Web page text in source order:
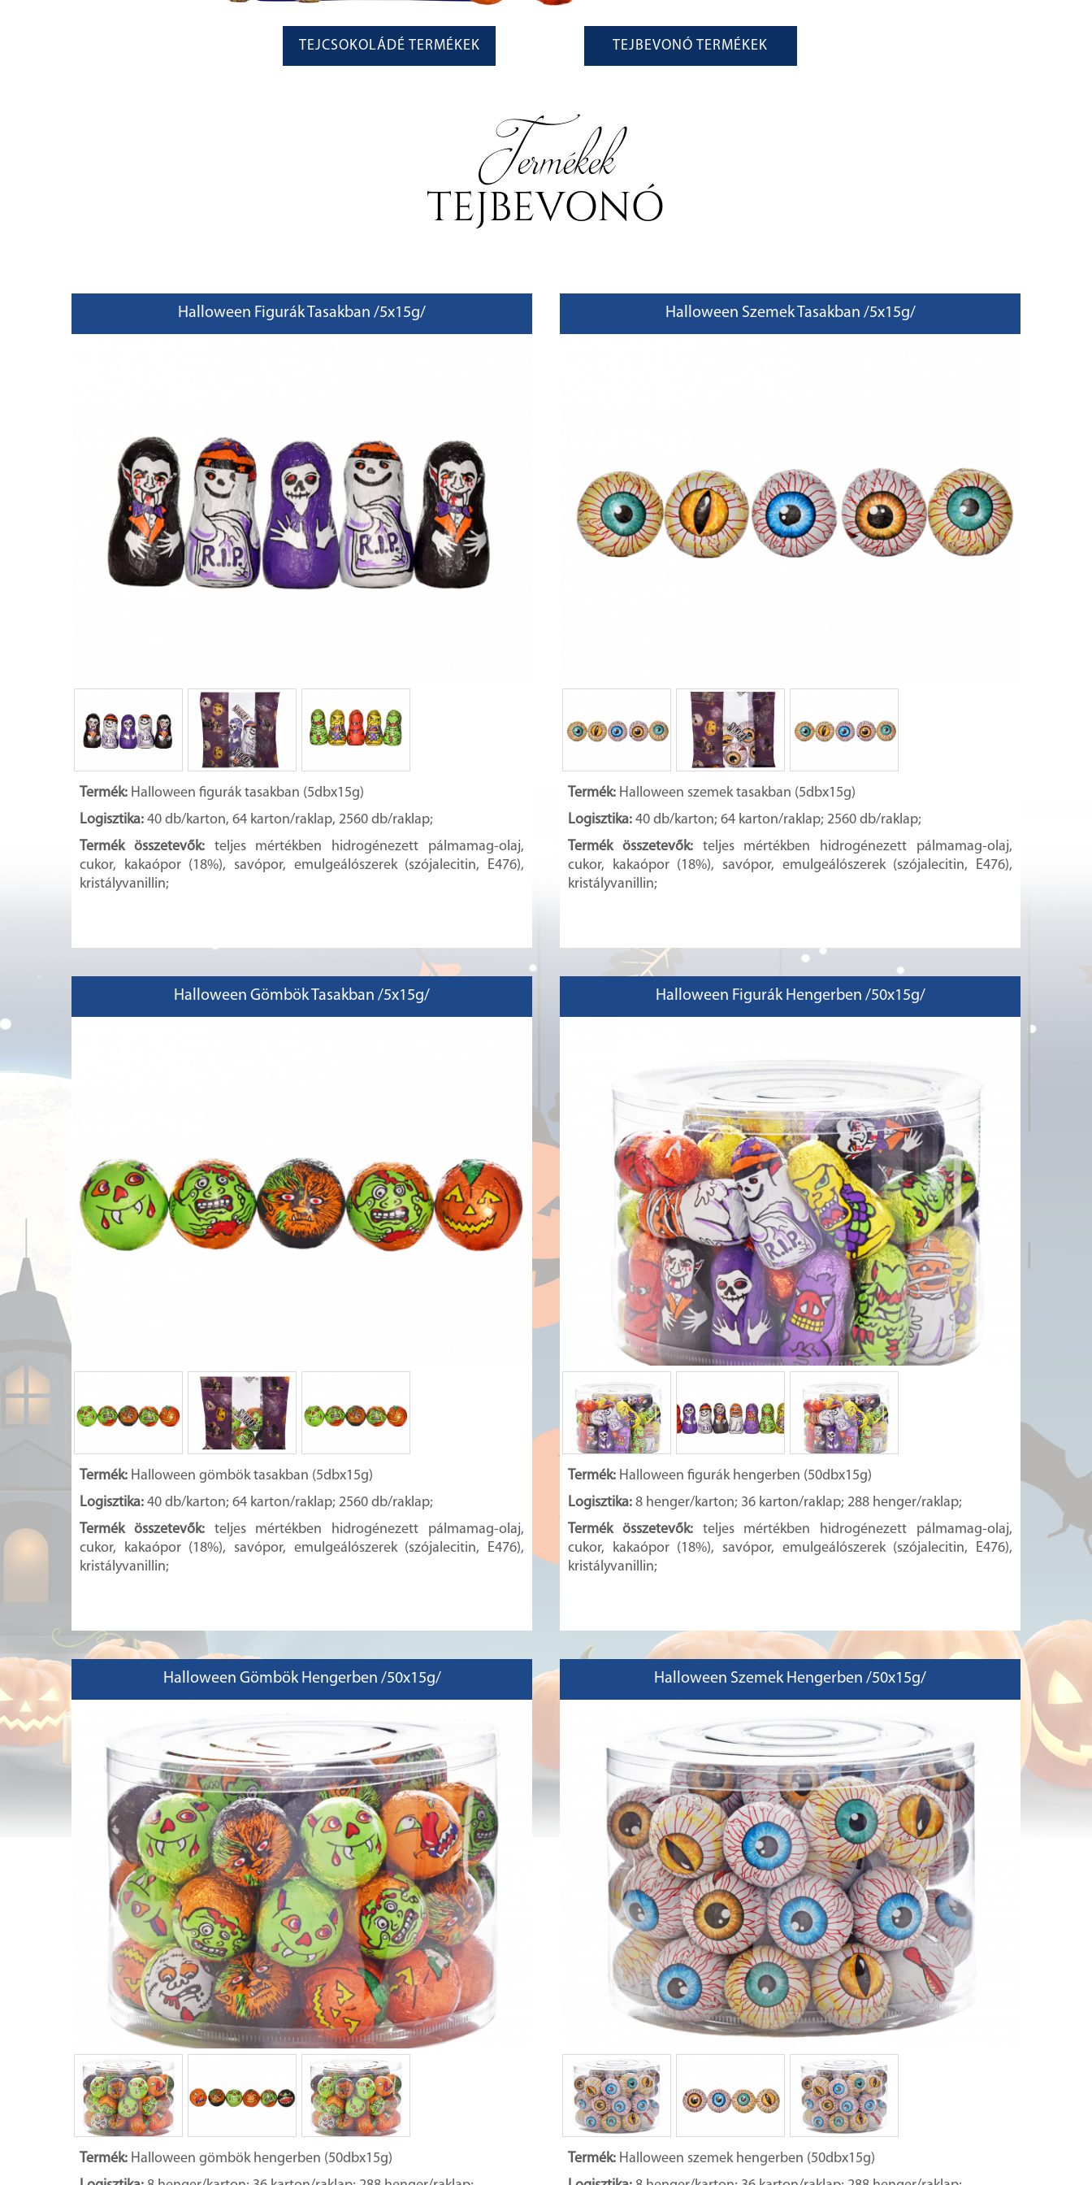
TEJCSOKOLÁDÉ TERMÉKEK TEJBEVONÓ TERMÉKEK
Termékek
TEJBEVONÓ
Halloween Figurák Tasakban /5x15g/
Termék: Halloween figurák tasakban (5dbx15g)
Logisztika: 40 db/karton, 64 karton/raklap, 2560 db/raklap;
Termék összetevők: teljes mértékben hidrogénezett pálmamag-olaj,
cukor, kakaópor (18%), savópor, emulgeálószerek (szójalecitin, E476),
kristályvanillin;
Halloween Szemek Tasakban /5x15g/
Termék: Halloween szemek tasakban (5dbx15g)
Logisztika: 40 db/karton; 64 karton/raklap; 2560 db/raklap;
Termék összetevők: teljes mértékben hidrogénezett pálmamag-olaj,
cukor, kakaópor (18%), savópor, emulgeálószerek (szójalecitin, E476),
kristályvanillin;
Halloween Gömbök Tasakban /5x15g/
Termék: Halloween gömbök tasakban (5dbx15g)
Logisztika: 40 db/karton; 64 karton/raklap; 2560 db/raklap;
Termék összetevők: teljes mértékben hidrogénezett pálmamag-olaj,
cukor, kakaópor (18%), savópor, emulgeálószerek (szójalecitin, E476),
kristályvanillin;
Halloween Figurák Hengerben /50x15g/
Termék: Halloween figurák hengerben (50dbx15g)
Logisztika: 8 henger/karton; 36 karton/raklap; 288 henger/raklap;
Termék összetevők: teljes mértékben hidrogénezett pálmamag-olaj,
cukor, kakaópor (18%), savópor, emulgeálószerek (szójalecitin, E476),
kristályvanillin;
Halloween Gömbök Hengerben /50x15g/
Termék: Halloween gömbök hengerben (50dbx15g)
Halloween Szemek Hengerben /50x15g/
Termék: Halloween szemek hengerben (50dbx15g)